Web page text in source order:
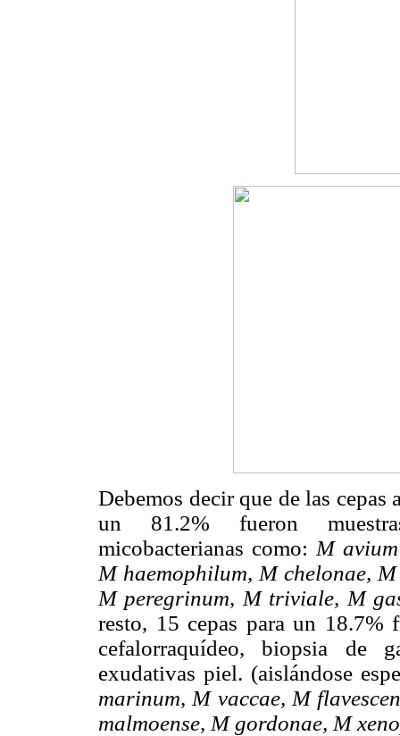
Debemos decir que de las cepas
un 81.2% fueron
micobacterianas como: M
M haemophilum, M chelonae,
M peregrinum, M triviale, M
resto, 15 cepas para un 18.7%
cefalorraquídeo, biopsia de
exudativas piel. (aislándose
marinum, M vaccae, M
malmoense, M gordonae, M